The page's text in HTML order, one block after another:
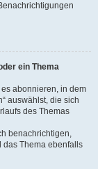
ein Thema
abonnieren, in dem
auswählst, die sich
des Themas
benachrichtigen,
das Thema ebenfalls